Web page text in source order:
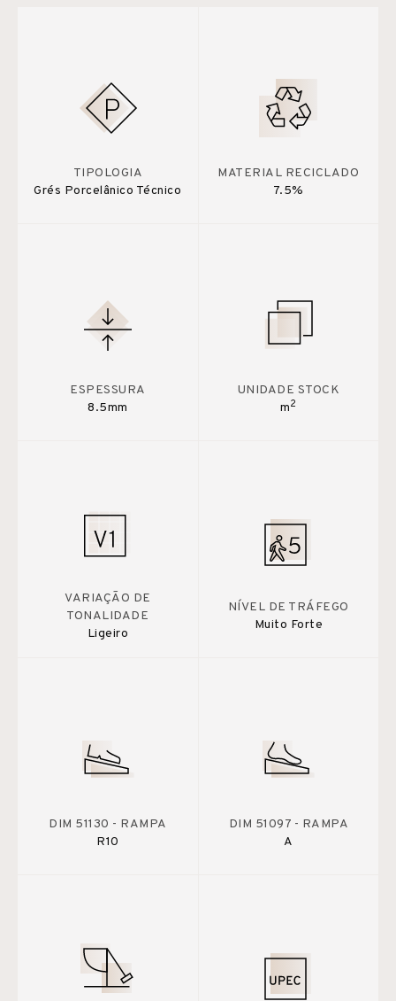
TIPOLOGIA
Grés Porcelânico Técnico
MATERIAL RECICLADO
7.5%
ESPESSURA
8.5mm
UNIDADE STOCK
m2
VARIAÇÃO DE
TONALIDADE
Ligeiro
NÍVEL DE TRÁFEGO
Muito Forte
DIM 51130 - RAMPA
R10
DIM 51097 - RAMPA
A